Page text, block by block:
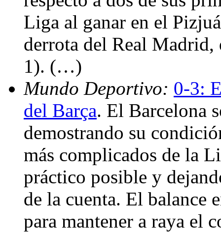
Liga al ganar en el
derrota del Real
1). (…)
Mundo Deportivo: 0-3:
del Barça. El Barcelona
demostrando su
más complicados de la
práctico posible y
de la cuenta. El balance
para mantener a raya el